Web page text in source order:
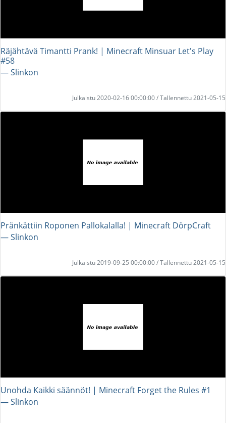
Räjähtävä Timantti Prank! | Minecraft Minsuar Let's Play
#58
― Slinkon
Julkaistu 2020-02-16 00:00:00 / Tallennettu 2021-05-15
Pränkättiin Roponen Pallokalalla! | Minecraft DörpCraft
― Slinkon
Julkaistu 2019-09-25 00:00:00 / Tallennettu 2021-05-15
Unohda Kaikki säännöt! | Minecraft Forget the Rules #1
― Slinkon